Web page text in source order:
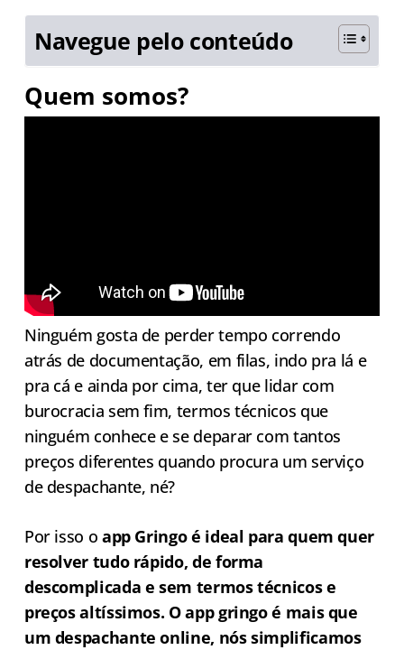
Navegue pelo conteúdo
Quem somos?
Ninguém gosta de perder tempo correndo
atrás de documentação, em filas, indo pra lá e
pra cá e ainda por cima, ter que lidar com
burocracia sem fim, termos técnicos que
ninguém conhece e se deparar com tantos
preços diferentes quando procura um serviço
de despachante, né?
Por isso o app Gringo é ideal para quem quer
resolver tudo rápido, de forma
descomplicada e sem termos técnicos e
preços altíssimos. O app gringo é mais que
um despachante online, nós simplificamos